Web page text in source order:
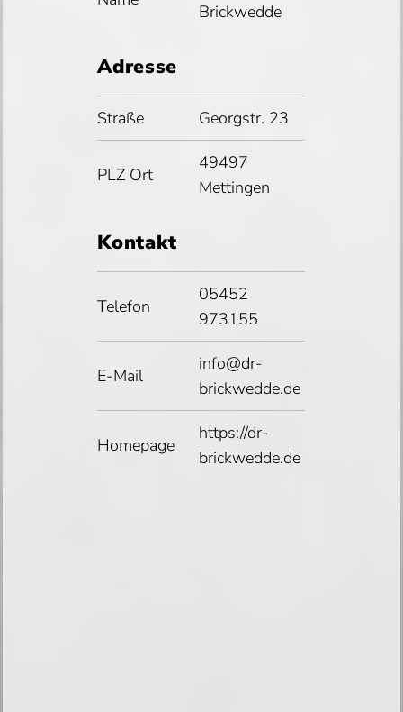
Brickwedde
Adresse
Straße Georgstr. 23
PLZ Ort
49497
Mettingen
Kontakt
Telefon
05452
973155
E-Mail
info@dr-
brickwedde.de
Homepage
https://dr-
brickwedde.de